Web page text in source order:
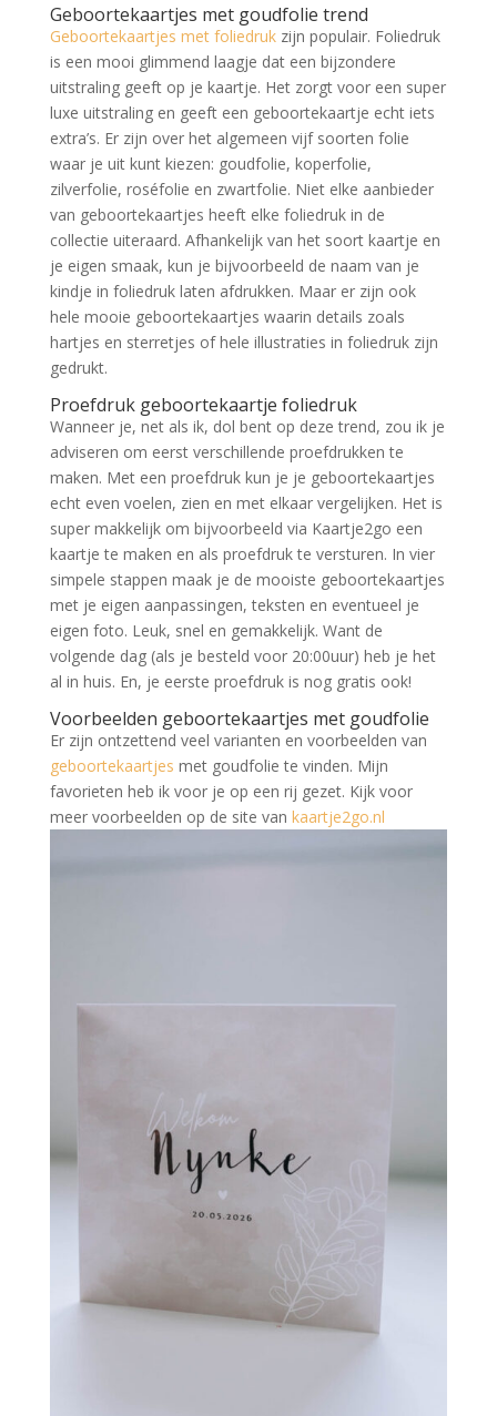
Geboortekaartjes met goudfolie trend
Geboortekaartjes met foliedrukzijn populair. Foliedruk
is een mooi glimmend laagje dat een bijzondere
uitstraling geeft op je kaartje. Het zorgt voor een super
luxe uitstraling en geeft een geboortekaartje echt iets
extra’s. Er zijn over het algemeen vijf soorten folie
waar je uit kunt kiezen: goudfolie, koperfolie,
zilverfolie, roséfolie en zwartfolie. Niet elke aanbieder
van geboortekaartjes heeft elke foliedruk in de
collectie uiteraard. Afhankelijk van het soort kaartje en
je eigen smaak, kun je bijvoorbeeld de naam van je
kindje in foliedruk laten afdrukken. Maar er zijn ook
hele mooie geboortekaartjes waarin details zoals
hartjes en sterretjes of hele illustraties in foliedruk zijn
gedrukt.
Proefdruk geboortekaartje foliedruk
Wanneer je, net als ik, dol bent op deze trend, zou ik je
adviseren om eerst verschillende proefdrukken te
maken. Met een proefdruk kun je je geboortekaartjes
echt even voelen, zien en met elkaar vergelijken. Het is
super makkelijk om bijvoorbeeld via Kaartje2go een
kaartje te maken en als proefdruk te versturen. In vier
simpele stappen maak je de mooiste geboortekaartjes
met je eigen aanpassingen, teksten en eventueel je
eigen foto. Leuk, snel en gemakkelijk. Want de
volgende dag (als je besteld voor 20:00uur) heb je het
al in huis. En, je eerste proefdruk is nog gratis ook!
Voorbeelden geboortekaartjes met goudfolie
Er zijn ontzettend veel varianten en voorbeelden van
geboortekaartjes met goudfolie te vinden. Mijn
favorieten heb ik voor je op een rij gezet. Kijk voor
meer voorbeelden op de site van kaartje2go.nl